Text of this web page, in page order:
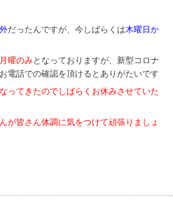
だったんですが、今しばらくは木曜日か
曜のみとなっておりますが、新型コロナ
電話での確認を頂けるとありがたいです
ってきたのでしばらくお休みさせていた
が皆さん体調に気をつけて頑張りましょ